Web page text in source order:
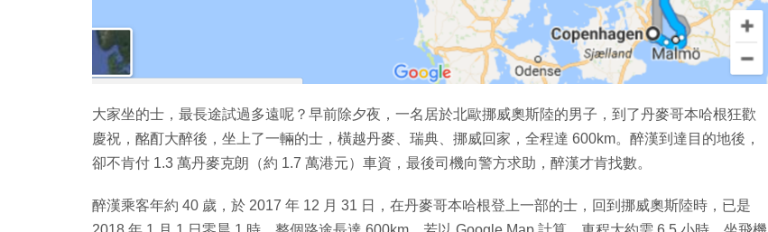
大家坐的士，最長途試過多遠呢？早前除夕夜，一名居於北歐挪威奧斯陸的男子，到了丹麥哥本哈根狂歡
慶祝，酩酊大醉後，坐上了一輛的士，橫越丹麥、瑞典、挪威回家，全程達 600km。醉漢到達目的地後，
卻不肯付 1.3 萬丹麥克朗（約 1.7 萬港元）車資，最後司機向警方求助，醉漢才肯找數。
醉漢乘客年約 40 歲，於 2017 年 12 月 31 日，在丹麥哥本哈根登上一部的士，回到挪威奧斯陸時，已是